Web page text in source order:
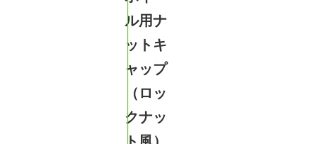
ル用ナ
ットキ
ャップ
（ロッ
クナッ